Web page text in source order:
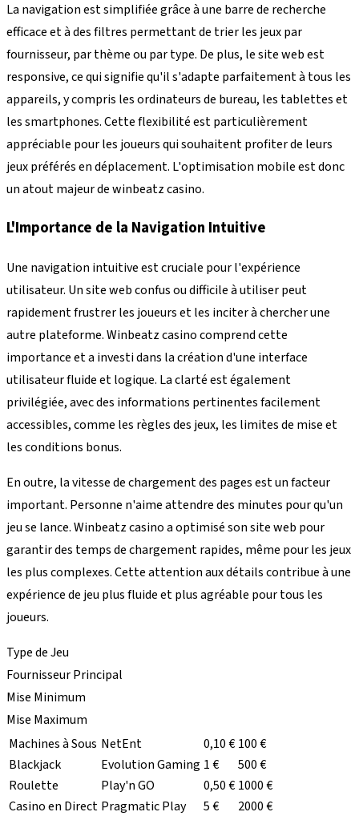
La navigation est simplifiée grâce à une barre de recherche
efficace et à des filtres permettant de trier les jeux par
fournisseur, par thème ou par type. De plus, le site web est
responsive, ce qui signifie qu'il s'adapte parfaitement à tous les
appareils, y compris les ordinateurs de bureau, les tablettes et
les smartphones. Cette flexibilité est particulièrement
appréciable pour les joueurs qui souhaitent profiter de leurs
jeux préférés en déplacement. L'optimisation mobile est donc
un atout majeur de winbeatz casino.
L'Importance de la Navigation Intuitive
Une navigation intuitive est cruciale pour l'expérience
utilisateur. Un site web confus ou difficile à utiliser peut
rapidement frustrer les joueurs et les inciter à chercher une
autre plateforme. Winbeatz casino comprend cette
importance et a investi dans la création d'une interface
utilisateur fluide et logique. La clarté est également
privilégiée, avec des informations pertinentes facilement
accessibles, comme les règles des jeux, les limites de mise et
les conditions bonus.
En outre, la vitesse de chargement des pages est un facteur
important. Personne n'aime attendre des minutes pour qu'un
jeu se lance. Winbeatz casino a optimisé son site web pour
garantir des temps de chargement rapides, même pour les jeux
les plus complexes. Cette attention aux détails contribue à une
expérience de jeu plus fluide et plus agréable pour tous les
joueurs.
Type de Jeu
Fournisseur Principal
Mise Minimum
Mise Maximum
Machines à Sous NetEnt 0,10 € 100 €
Blackjack
Evolution Gaming 1 €
500 €
Roulette
Play'n GO 0,50 € 1000 €
Casino en Direct Pragmatic Play 5 €
2000 €